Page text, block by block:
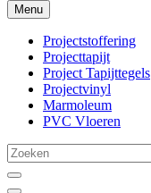
Menu
Projectstoffering
Projecttapijt
Project Tapijttegels
Projectvinyl
Marmoleum
PVC Vloeren